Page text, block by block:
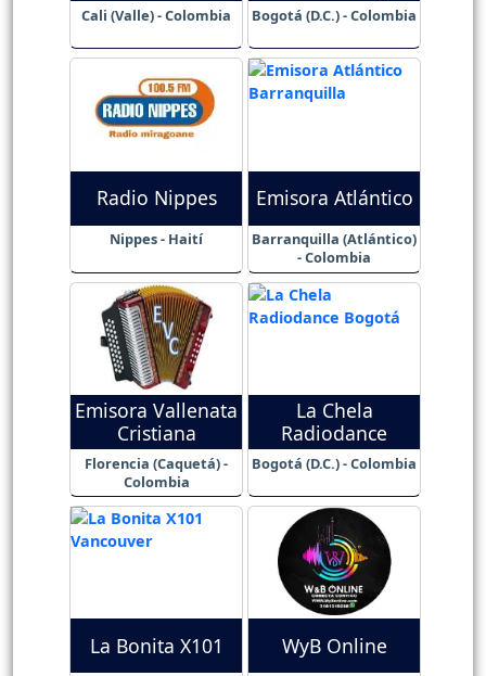
Cali (Valle) - Colombia Bogotá (D.C.) - Colombia
Radio Nippes
Nippes - Haití
Emisora Atlántico
Barranquilla (Atlántico)
- Colombia
Emisora Vallenata
Cristiana
Florencia (Caquetá) -
Colombia
La Chela
Radiodance
Bogotá (D.C.) - Colombia
La Bonita X101 WyB Online